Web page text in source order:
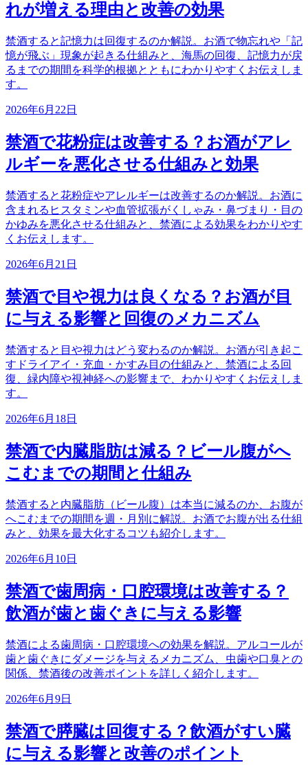
れが増える理由と改善の効果
禁酒すると記憶力は回復するのか解説。お酒で物忘れや「記
憶が飛ぶ」現象が起きる仕組みと、海馬の回復、記憶力が戻
るまでの期間を科学的根拠とともにわかりやすくお伝えしま
す。
2026年6月22日
禁酒で花粉症は改善する？お酒がアレ
ルギーを悪化させる仕組みと効果
禁酒すると花粉症やアレルギーは改善するのか解説。お酒に
含まれるヒスタミンや血管拡張がくしゃみ・鼻づまり・目の
かゆみを悪化させる仕組みと、禁酒による効果をわかりやす
くお伝えします。
2026年6月21日
禁酒で目や視力は良くなる？お酒が目
に与える影響と回復のメカニズム
禁酒すると目や視力はどう変わるのか解説。お酒が引き起こ
すドライアイ・充血・かすみ目の仕組みと、禁酒による回
復、緑内障や視神経への影響まで、わかりやすくお伝えしま
す。
2026年6月18日
禁酒で内臓脂肪は減る？ビール腹がへ
こむまでの期間と仕組み
禁酒すると内臓脂肪（ビール腹）は本当に減るのか、お腹が
へこむまでの期間を週・月別に解説。お酒でお腹が出る仕組
みと、効果を最大化するコツも紹介します。
2026年6月10日
禁酒で歯周病・口腔環境は改善する？
飲酒が歯と歯ぐきに与える影響
禁酒による歯周病・口腔環境への効果を解説。アルコールが
歯と歯ぐきにダメージを与えるメカニズム、虫歯や口臭との
関係、禁酒後の改善ポイントを詳しく紹介します。
2026年6月9日
禁酒で膵臓は回復する？飲酒がすい臓
に与える影響と改善のポイント